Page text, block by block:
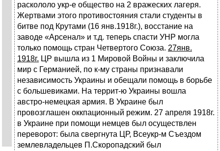
раскололо укр-е общество на 2 вражеских лагеря.
Жертвами этого противостояния стали студенты в
битве под Крутами (16 янв.1918г.), восстание на
заводе «Арсенал» и т.д. теперь спасти УНР могла
только помощь стран Четвертого Союза. 27янв.
1918г. ЦР вышла из 1 Мировой Войны и заключила
мир с Германией, по к-му страны признавали
независимость Украины и обещали помощь в борьбе
с большевиками. На террит-ю Украины вошла
австро-немецкая армия. В Украине был
провозглашен оккпационный режим. 27 апреля 1918г.
в Украине при помощи немцев был осуществлен
переворот: была свергнута ЦР, Всеукр-м Съездом
землевладельцев П.Скоропадский был